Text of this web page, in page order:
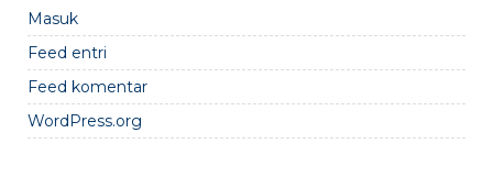
Masuk
Feed entri
Feed komentar
WordPress.org